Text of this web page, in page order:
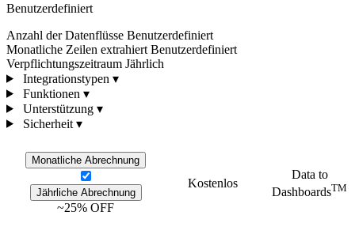
Benutzerdefiniert
Anzahl der Datenflüsse Benutzerdefiniert
Monatliche Zeilen extrahiert Benutzerdefiniert
Verpflichtungszeitraum Jährlich
Integrationstypen ▾
Funktionen ▾
Unterstützung ▾
Sicherheit ▾
Monatliche Abrechnung
Jährliche Abrechnung
~25% OFF
Kostenlos
Data to
DashboardsTM